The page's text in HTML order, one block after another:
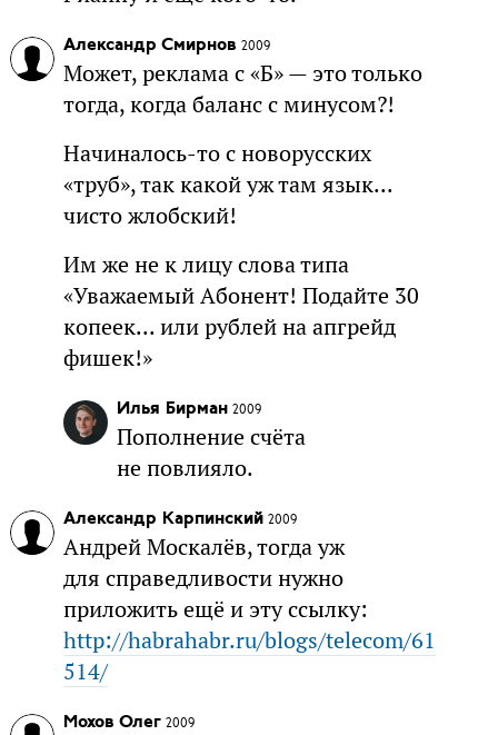
Александр Смирнов 2009
Может, реклама с «Б» — это только
тогда, когда баланс с минусом?!
Начиналось-то с новорусских
«труб», так какой уж там язык...
чисто жлобский!
Им же не к лицу слова типа
«Уважаемый Абонент! Подайте 30
копеек... или рублей на апгрейд
фишек!»
Илья Бирман 2009
Пополнение счёта
не повлияло.
Александр Карпинский 2009
Андрей Москалёв, тогда уж
для справедливости нужно
приложить ещё и эту ссылку:
http://habrahabr.ru/blogs/telecom/61
514/
Мохов Олег 2009